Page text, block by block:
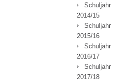
Schuljahr
2014/15
Schuljahr
2015/16
Schuljahr
2016/17
Schuljahr
2017/18